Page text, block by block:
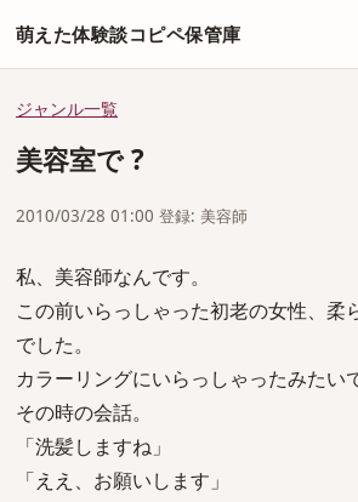
萌えた体験談コピペ保管庫
ジャンル一覧
美容室で ?
2010/03/28 01:00 登録: 美容師
私、美容師なんです。
この前いらっしゃった初老の女性、柔
でした。
カラーリングにいらっしゃったみたい
その時の会話。
「洗髪しますね」
「ええ、お願いします」